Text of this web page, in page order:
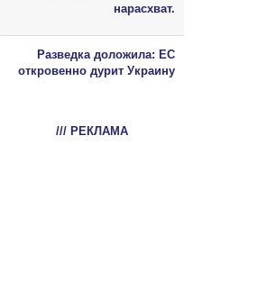
нарасхват.
Разведка доложила: ЕС
откровенно дурит Украину
/// РЕКЛАМА